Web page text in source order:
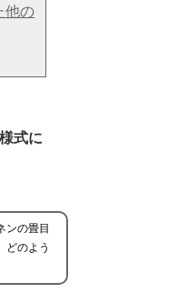
他の
式に
ンの畳目
どのよう